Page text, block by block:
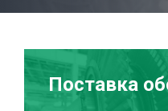
Поставка